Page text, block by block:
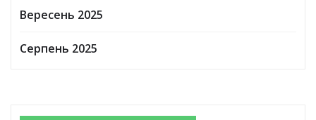
Вересень 2025
Серпень 2025